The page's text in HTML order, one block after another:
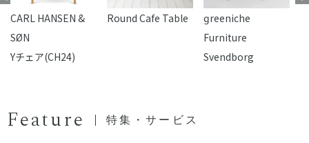
CARL HANSEN &
SØN
Yチェア(CH24)
Round Cafe Table
reeniche
Furniture
Svendborg
Feature 特集・サービス